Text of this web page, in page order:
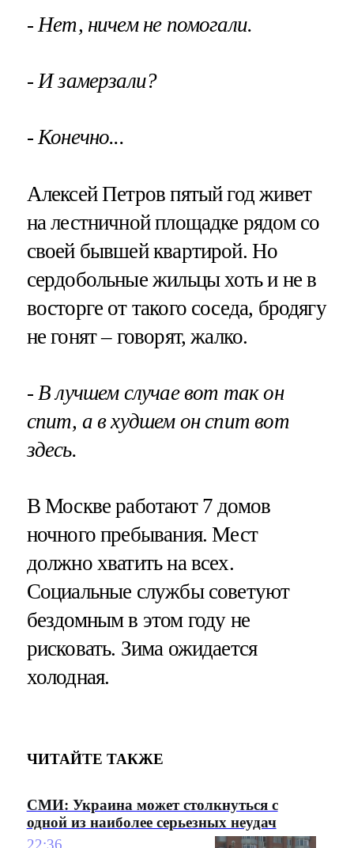
- Нет, ничем не помогали.
- И замерзали?
- Конечно...
Алексей Петров пятый год живет
на лестничной площадке рядом со
своей бывшей квартирой. Но
сердобольные жильцы хоть и не в
восторге от такого соседа, бродягу
не гонят – говорят, жалко.
- В лучшем случае вот так он
спит, а в худшем он спит вот
здесь.
В Москве работают 7 домов
ночного пребывания. Мест
должно хватить на всех.
Социальные службы советуют
бездомным в этом году не
рисковать. Зима ожидается
холодная.
ЧИТАЙТЕ ТАКЖЕ
СМИ: Украина может столкнуться с
одной из наиболее серьезных неудач